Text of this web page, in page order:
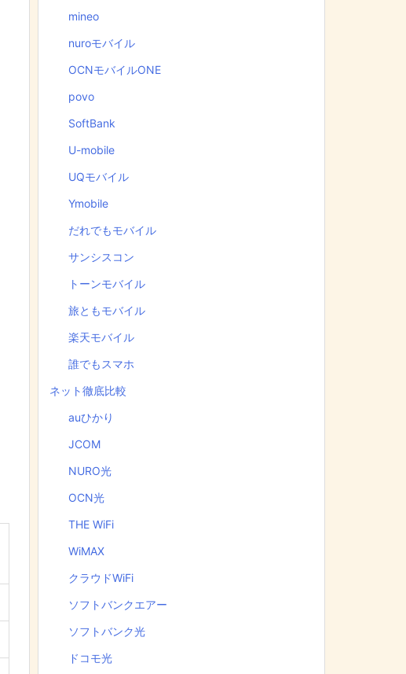
mineo
nuroモバイル
OCNモバイルONE
povo
SoftBank
U-mobile
UQモバイル
Ymobile
だれでもモバイル
サンシスコン
トーンモバイル
旅ともモバイル
楽天モバイル
誰でもスマホ
ネット徹底比較
auひかり
JCOM
NURO光
OCN光
THE WiFi
WiMAX
クラウドWiFi
ソフトバンクエアー
ソフトバンク光
ドコモ光